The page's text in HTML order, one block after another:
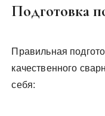
Подготовка
Правильная
качественного
себя: